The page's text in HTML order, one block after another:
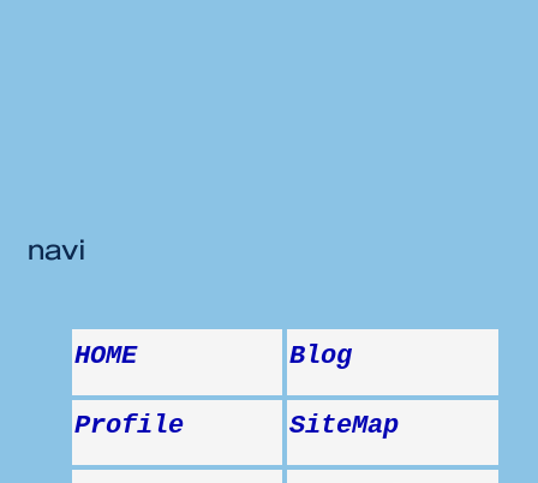
navi
HOME Blog
Profile SiteMap